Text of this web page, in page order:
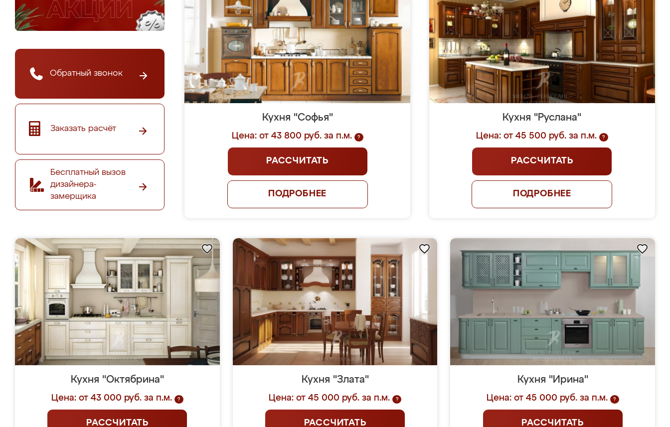
Обратный звонок
Заказать расчёт
Бесплатный вызов
дизайнера-
замерщика
Кухня "Софья"
Цена: от 43 800 руб. за п.м. ?
РАССЧИТАТЬ
ПОДРОБНЕЕ
Кухня "Руслана"
Цена: от 45 500 руб. за п.м. ?
РАССЧИТАТЬ
ПОДРОБНЕЕ
Кухня "Октябрина"
Цена: от 43 000 руб. за п.м. ?
РАССЧИТАТЬ
Кухня "Злата"
Цена: от 45 000 руб. за п.м. ?
РАССЧИТАТЬ
Кухня "Ирина"
Цена: от 45 000 руб. за п.м. ?
РАССЧИТАТЬ